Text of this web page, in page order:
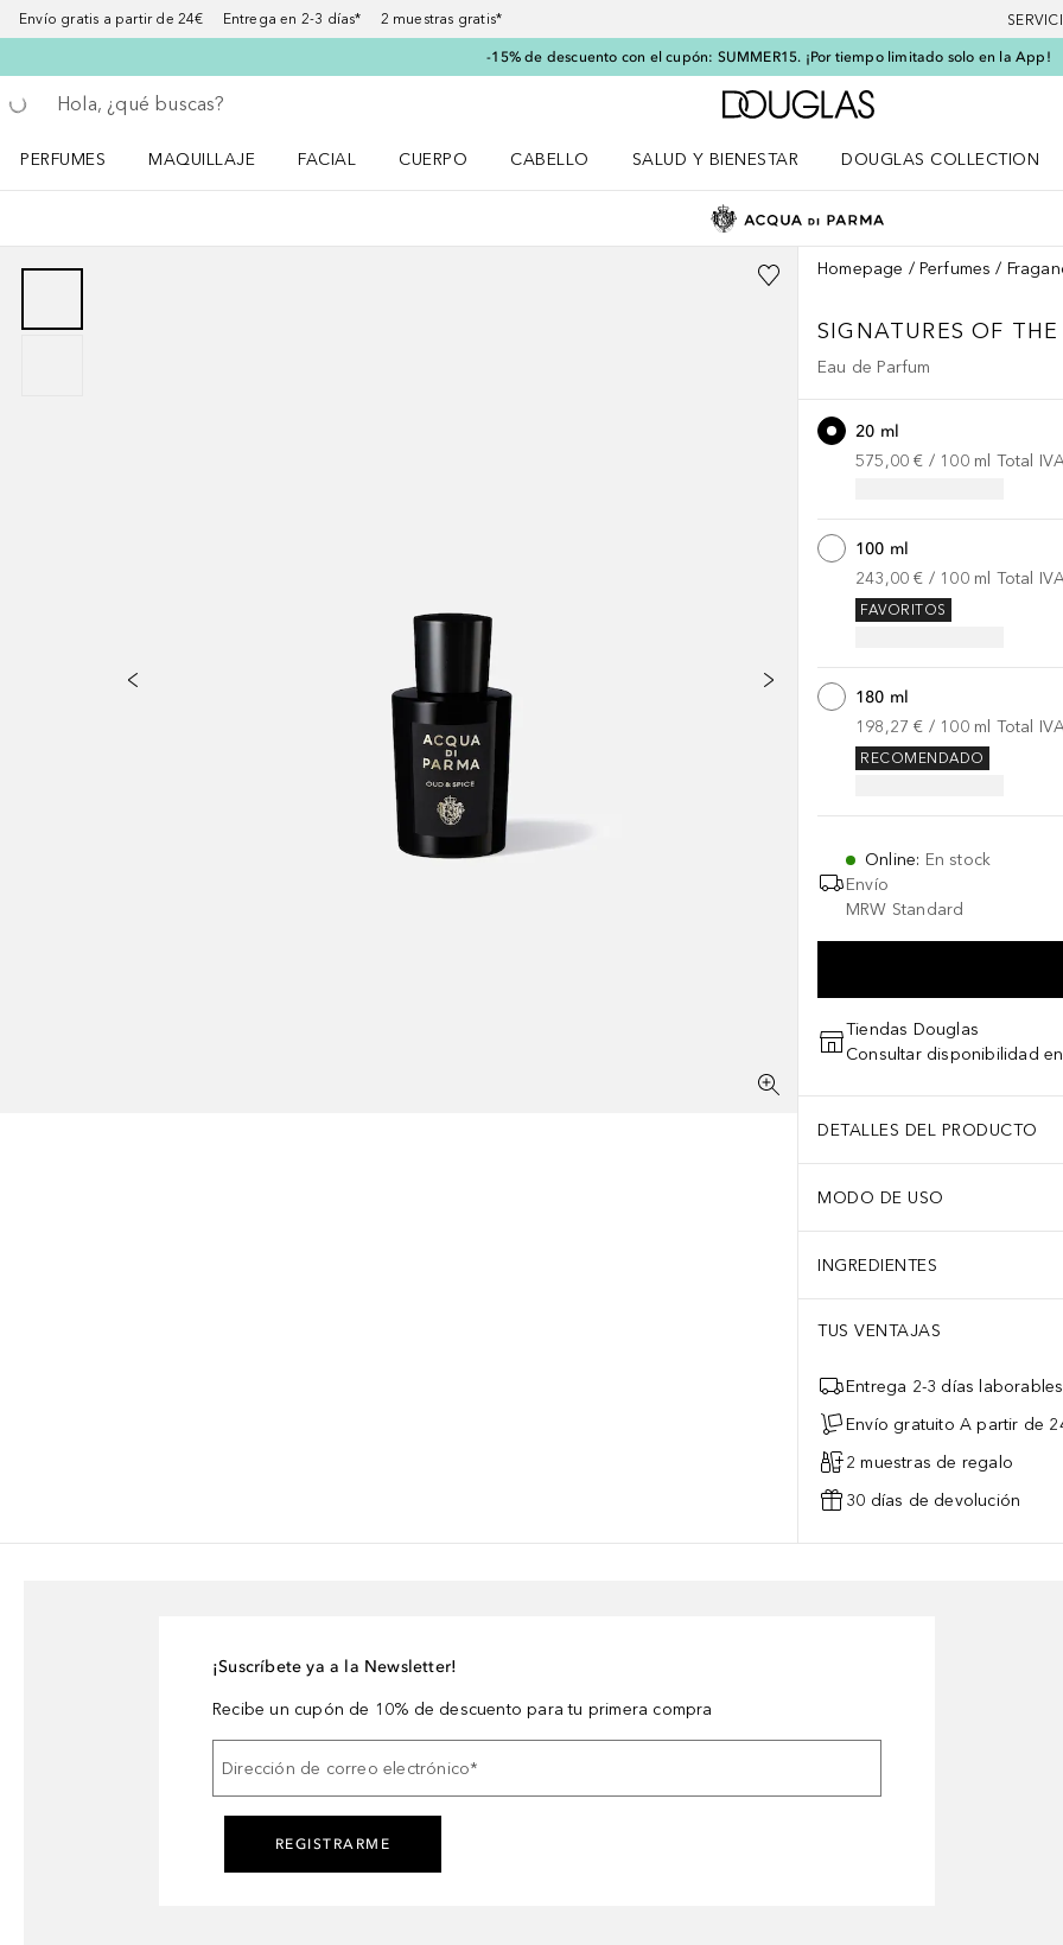
Envío gratis a partir de 24€ Entrega en 2-3 días* 2 muestras gratis*
-15% de descuento con el cupón: SUMMER15. ¡Por tiempo limitado solo en la App!
Regresar
Ejecutar búsqueda
A Douglas Home
PERFUMES
MAQUILLAJE
FACIAL
CUERPO
CABELLO
SALUD Y BIENESTAR
DOUGLAS COLLECTION
Homepage Perfumes
SIGNATURES OF THE
Eau de Parfum
20 ml
575,00 € / 100 ml Total
100 ml
243,00 € / 100 ml Total
FAVORITOS
180 ml
198,27 € / 100 ml Total
RECOMENDADO
Online: En stock
Envío
MRW Standard
Tiendas Douglas
Consultar disponibilidad
DETALLES DEL PRODUCTO
MODO DE USO
INGREDIENTES
TUS VENTAJAS
Entrega 2-3 días laborables
Envío gratuito A partir de
2 muestras de regalo
30 días de devolución
¡Suscríbete ya a la Newsletter!
Recibe un cupón de 10% de descuento para tu primera compra
Dirección de correo electrónico*
REGISTRARME